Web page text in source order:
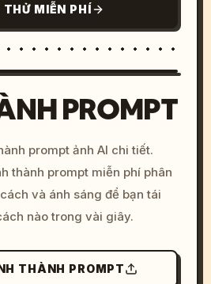
THỬ MIỄN PHÍ
c, cyberpunk sunset, neon
colors, 8k --v 6.0
PROMPT
prompt ảnh AI chi tiết.
thành prompt miễn phí phân
và ánh sáng để bạn tái
nào trong vài giây.
THÀNH PROMPT